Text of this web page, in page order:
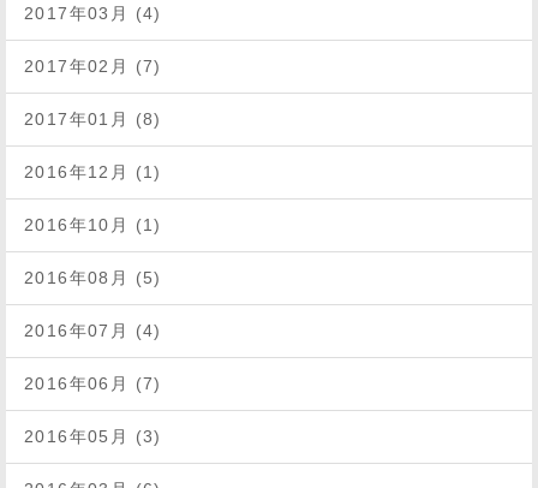
2017年03月 (4)
2017年02月 (7)
2017年01月 (8)
2016年12月 (1)
2016年10月 (1)
2016年08月 (5)
2016年07月 (4)
2016年06月 (7)
2016年05月 (3)